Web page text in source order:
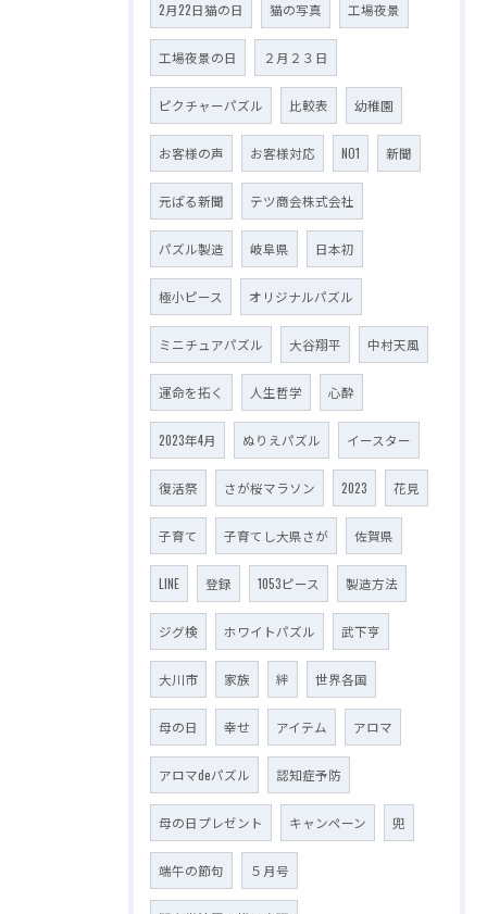
2月22日猫の日 猫の写真 工場夜景
工場夜景の日 ２月２３日
ピクチャーパズル 比較表 幼稚園
お客様の声 お客様対応 NO1 新聞
元ぱる新聞 テツ商会株式会社
パズル製造 岐阜県 日本初
極小ピース オリジナルパズル
ミニチュアパズル 大谷翔平 中村天風
運命を拓く 人生哲学 心酔
2023年4月 ぬりえパズル イースター
復活祭 さが桜マラソン 2023 花見
子育て 子育てし大県さが 佐賀県
LINE 登録 1053ピース 製造方法
ジグ検 ホワイトパズル 武下亨
大川市 家族 絆 世界各国
母の日 幸せ アイテム アロマ
アロマdeパズル 認知症予防
母の日プレゼント キャンペーン 兜
端午の節句 ５月号